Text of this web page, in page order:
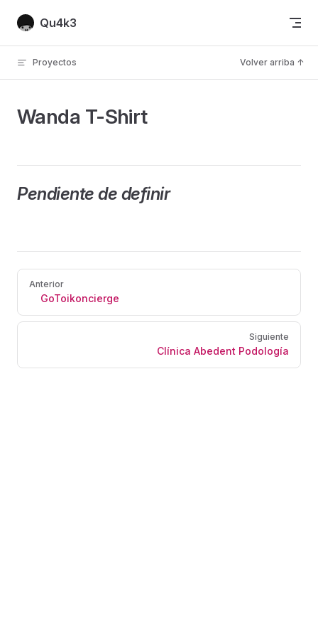
Skip to content
Qu4k3
Proyectos Volver arriba ↑
Wanda T-Shirt
Pendiente de definir
Pager
Anterior
GoToikoncierge
Siguiente
Clínica Abedent Podología